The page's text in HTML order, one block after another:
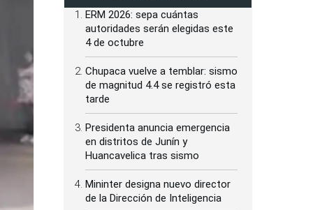
ERM 2026: sepa cuántas
autoridades serán elegidas este
4 de octubre
Chupaca vuelve a temblar: sismo
de magnitud 4.4 se registró esta
tarde
Presidenta anuncia emergencia
en distritos de Junín y
Huancavelica tras sismo
Mininter designa nuevo director
de la Dirección de Inteligencia